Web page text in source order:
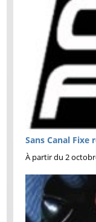
Sans Canal
À partir du 2